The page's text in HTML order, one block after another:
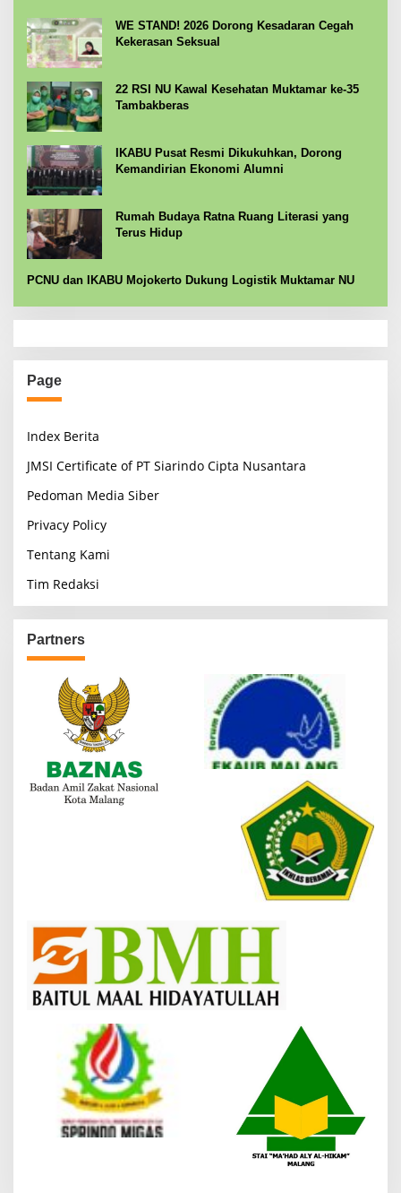
WE STAND! 2026 Dorong Kesadaran Cegah
Kekerasan Seksual
22 RSI NU Kawal Kesehatan Muktamar ke-35
Tambakberas
IKABU Pusat Resmi Dikukuhkan, Dorong
Kemandirian Ekonomi Alumni
Rumah Budaya Ratna Ruang Literasi yang
Terus Hidup
PCNU dan IKABU Mojokerto Dukung Logistik Muktamar NU
Page
Index Berita
JMSI Certificate of PT Siarindo Cipta Nusantara
Pedoman Media Siber
Privacy Policy
Tentang Kami
Tim Redaksi
Partners